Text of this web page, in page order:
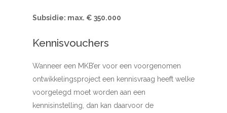
Subsidie: max. € 350.000
Kennisvouchers
Wanneer een MKB’er voor een voorgenomen
ontwikkelingsproject een kennisvraag heeft welke
voorgelegd moet worden aan een
kennisinstelling, dan kan daarvoor de